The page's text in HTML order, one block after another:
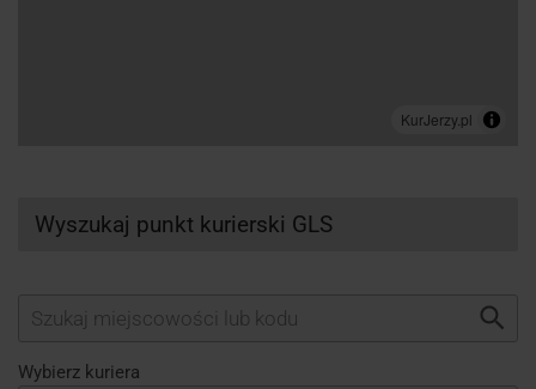
Wyszukaj punkt kurierski GLS
Wybierz kuriera